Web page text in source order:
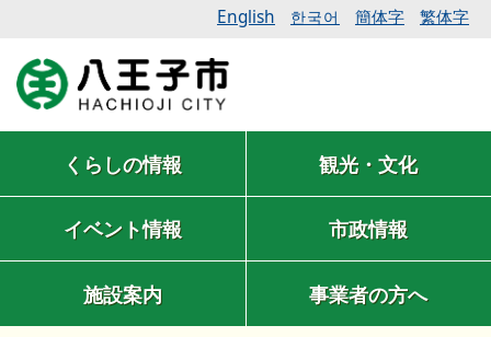
English 한국어 簡体字 繁体字
くらしの情報 観光・文化
イベント情報 市政情報
施設案内 事業者の方へ